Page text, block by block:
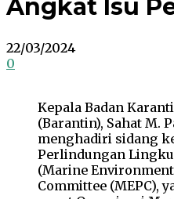
Angkat Isu
22/03/2024
0
Kepala Badan
(Barantin), Sahat M.
menghadiri sidang
Perlindungan
(Marine
Committee (MEPC),